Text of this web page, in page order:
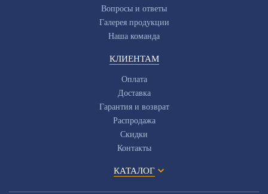
Вопросы и ответы
Галерея продукции
Наша команда
КЛИЕНТАМ
Оплата
Доставка
Гарантия и возврат
Распродажа
Скидки
Контакты
КАТАЛОГ